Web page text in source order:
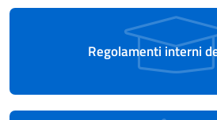
Regolamenti interni